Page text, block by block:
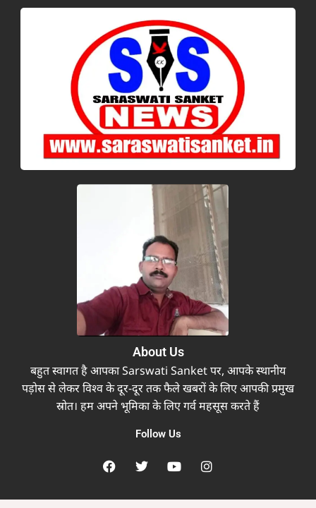
About Us
बहुत स्वागत है आपका Sarswati Sanket पर, आपके स्थानीय
पड़ोस से लेकर विश्व के दूर-दूर तक फैले खबरों के लिए आपकी प्रमुख
स्रोत। हम अपने भूमिका के लिए गर्व महसूस करते हैं
Follow Us